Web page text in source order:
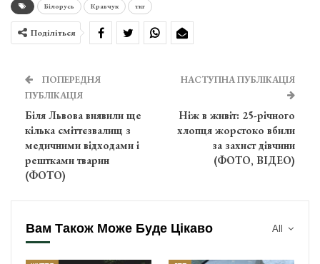
Білорусь Кравчук ткг
Поділіться
ПОПЕРЕДНЯ
ПУБЛІКАЦІЯ
Біля Львова виявили ще
кілька сміттєзвалищ з
медичними відходами і
рештками тварин
(ФОТО)
НАСТУПНА ПУБЛІКАЦІЯ
Ніж в живіт: 25-річного
хлопця жорстоко вбили
за захист дівчини
(ФОТО, ВІДЕО)
All
Вам Також Може Буде Цікаво